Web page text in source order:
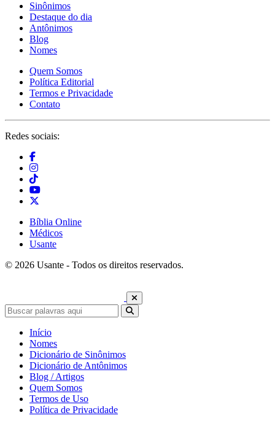
Sinônimos
Destaque do dia
Antônimos
Blog
Nomes
Quem Somos
Política Editorial
Termos e Privacidade
Contato
Redes sociais:
Bíblia Online
Médicos
Usante
© 2026 Usante - Todos os direitos reservados.
Início
Nomes
Dicionário de Sinônimos
Dicionário de Antônimos
Blog / Artigos
Quem Somos
Termos de Uso
Política de Privacidade